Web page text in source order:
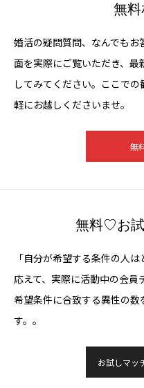
無
婚活の疑問質問、なんでも
面を実際にご覧いただき、
してみてください。ここで
軽にお越しくださいませ。
無
無料♡お
「自分が希望する条件の人
応えて、実際に活動中の会員
希望条件に合致する異性の
す。。
お試しマッ